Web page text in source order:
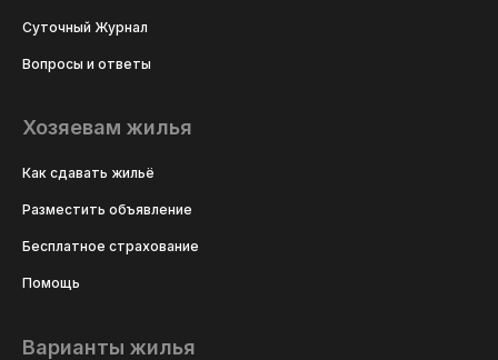
Суточный Журнал
Вопросы и ответы
Хозяевам жилья
Как сдавать жильё
Разместить объявление
Бесплатное страхование
Помощь
Варианты жилья